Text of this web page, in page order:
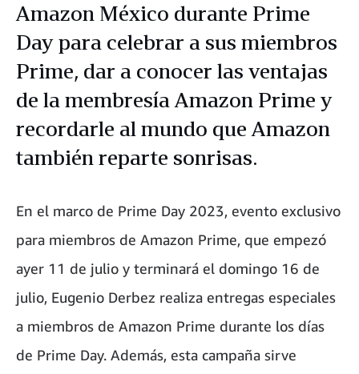
Amazon México durante Prime
Day para celebrar a sus miembros
Prime, dar a conocer las ventajas
de la membresía Amazon Prime y
recordarle al mundo que Amazon
también reparte sonrisas.
En el marco de Prime Day 2023, evento exclusivo
para miembros de Amazon Prime, que empezó
ayer 11 de julio y terminará el domingo 16 de
julio, Eugenio Derbez realiza entregas especiales
a miembros de Amazon Prime durante los días
de Prime Day. Además, esta campaña sirve